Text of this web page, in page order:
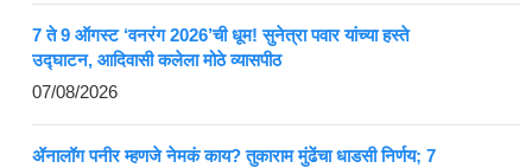
7 ते 9 ऑगस्ट ‘वनरंग 2026’ची धूम! सुनेत्रा पवार यांच्या हस्ते
उद्घाटन, आदिवासी कलेला मोठे व्यासपीठ
07/08/2026
ॲनालॉग पनीर म्हणजे नेमकं काय? तुकाराम मुंढेंचा धाडसी निर्णय; 7